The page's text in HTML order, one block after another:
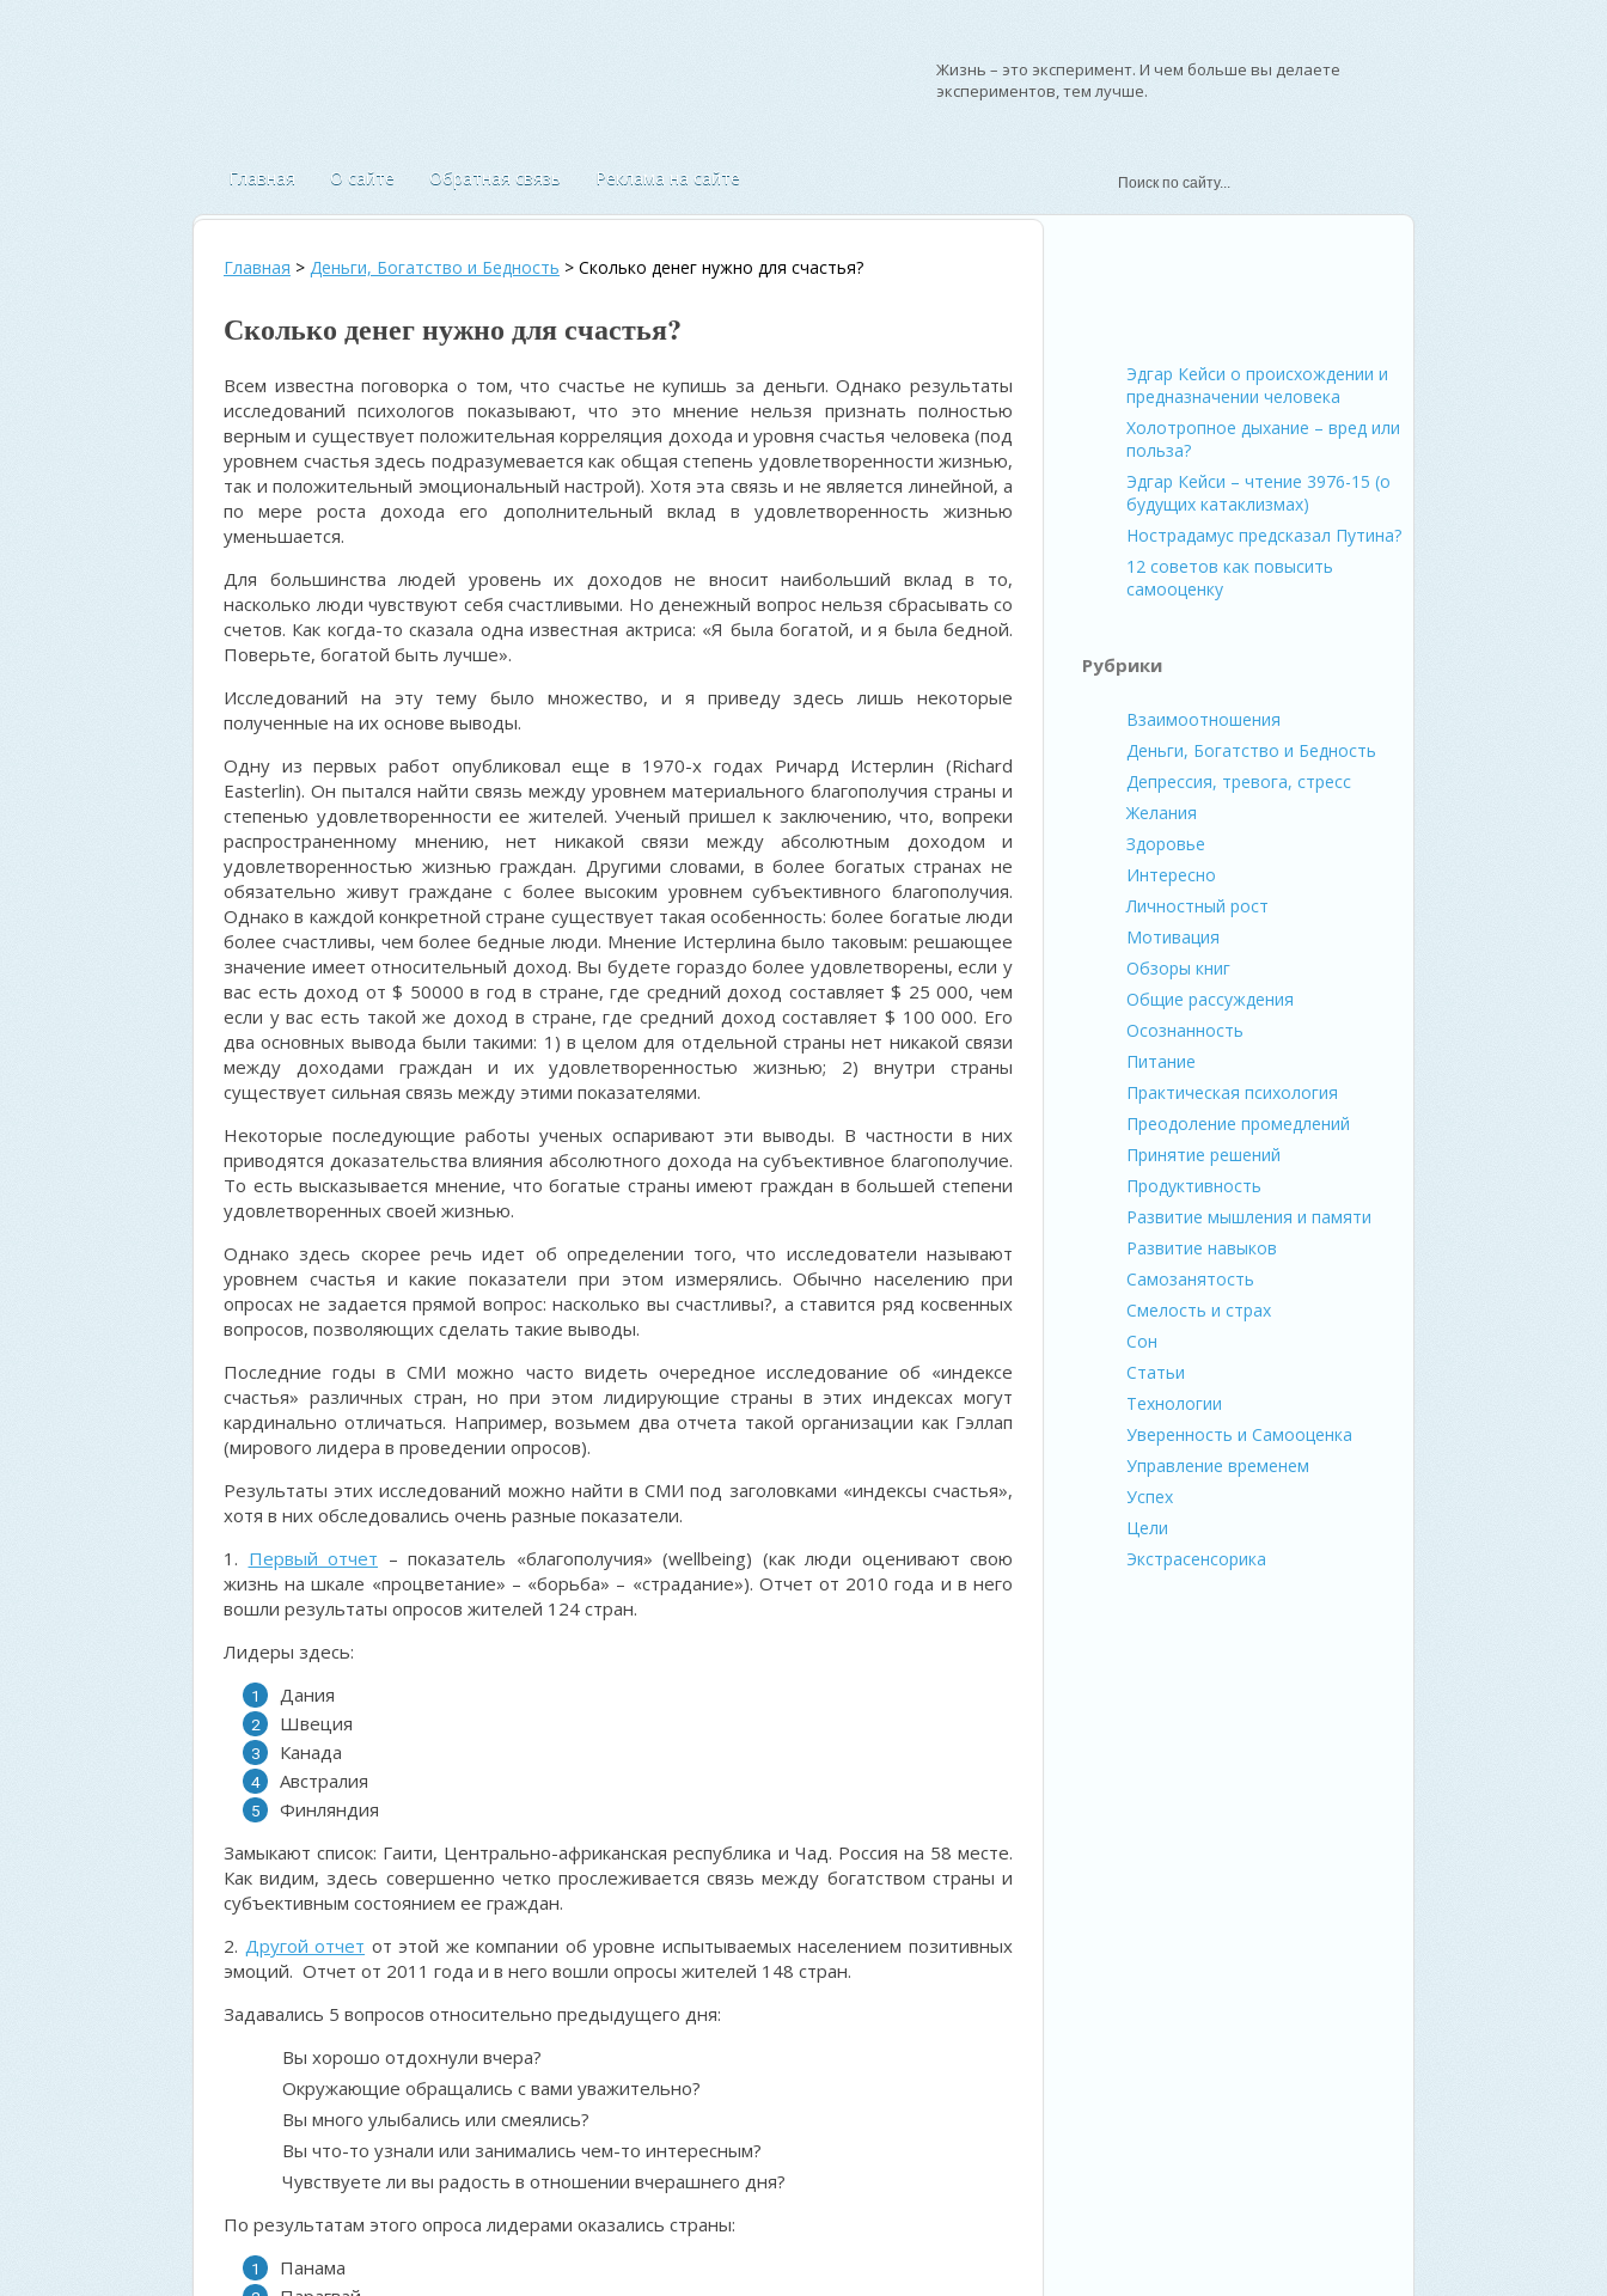
Жизнь – это эксперимент. И чем больше вы делаете
экспериментов, тем лучше.
Главная О сайте Обратная связь Реклама на сайте
Главная > Деньги, Богатство и Бедность > Сколько денег нужно для счастья?
Сколько денег нужно для счастья?
Всем известна поговорка о том, что счастье не купишь за деньги. Однако результаты
исследований психологов показывают, что это мнение нельзя признать полностью
верным и существует положительная корреляция дохода и уровня счастья человека (под
уровнем счастья здесь подразумевается как общая степень удовлетворенности жизнью,
так и положительный эмоциональный настрой). Хотя эта связь и не является линейной, а
по мере роста дохода его дополнительный вклад в удовлетворенность жизнью
уменьшается.
Для большинства людей уровень их доходов не вносит наибольший вклад в то,
насколько люди чувствуют себя счастливыми. Но денежный вопрос нельзя сбрасывать со
счетов. Как когда-то сказала одна известная актриса: «Я была богатой, и я была бедной.
Поверьте, богатой быть лучше».
Исследований на эту тему было множество, и я приведу здесь лишь некоторые
полученные на их основе выводы.
Одну из первых работ опубликовал еще в 1970-х годах Ричард Истерлин (Richard
Easterlin). Он пытался найти связь между уровнем материального благополучия страны и
степенью удовлетворенности ее жителей. Ученый пришел к заключению, что, вопреки
распространенному мнению, нет никакой связи между абсолютным доходом и
удовлетворенностью жизнью граждан. Другими словами, в более богатых странах не
обязательно живут граждане с более высоким уровнем субъективного благополучия.
Однако в каждой конкретной стране существует такая особенность: более богатые люди
более счастливы, чем более бедные люди. Мнение Истерлина было таковым: решающее
значение имеет относительный доход. Вы будете гораздо более удовлетворены, если у
вас есть доход от $ 50000 в год в стране, где средний доход составляет $ 25 000, чем
если у вас есть такой же доход в стране, где средний доход составляет $ 100 000. Его
два основных вывода были такими: 1) в целом для отдельной страны нет никакой связи
между доходами граждан и их удовлетворенностью жизнью; 2) внутри страны
существует сильная связь между этими показателями.
Некоторые последующие работы ученых оспаривают эти выводы. В частности в них
приводятся доказательства влияния абсолютного дохода на субъективное благополучие.
То есть высказывается мнение, что богатые страны имеют граждан в большей степени
удовлетворенных своей жизнью.
Однако здесь скорее речь идет об определении того, что исследователи называют
уровнем счастья и какие показатели при этом измерялись. Обычно населению при
опросах не задается прямой вопрос: насколько вы счастливы?, а ставится ряд косвенных
вопросов, позволяющих сделать такие выводы.
Последние годы в СМИ можно часто видеть очередное исследование об «индексе
счастья» различных стран, но при этом лидирующие страны в этих индексах могут
кардинально отличаться. Например, возьмем два отчета такой организации как Гэллап
(мирового лидера в проведении опросов).
Результаты этих исследований можно найти в СМИ под заголовками «индексы счастья»,
хотя в них обследовались очень разные показатели.
1. Первый отчет – показатель «благополучия» (wellbeing) (как люди оценивают свою
жизнь на шкале «процветание» – «борьба» – «страдание»). Отчет от 2010 года и в него
вошли результаты опросов жителей 124 стран.
Лидеры здесь:
Дания
Швеция
Канада
Австралия
Финляндия
Замыкают список: Гаити, Центрально-африканская республика и Чад. Россия на 58 месте.
Как видим, здесь совершенно четко прослеживается связь между богатством страны и
субъективным состоянием ее граждан.
2. Другой отчет от этой же компании об уровне испытываемых населением позитивных
эмоций. Отчет от 2011 года и в него вошли опросы жителей 148 стран.
Задавались 5 вопросов относительно предыдущего дня:
Вы хорошо отдохнули вчера?
Окружающие обращались с вами уважительно?
Вы много улыбались или смеялись?
Вы что-то узнали или занимались чем-то интересным?
Чувствуете ли вы радость в отношении вчерашнего дня?
По результатам этого опроса лидерами оказались страны:
Панама
Эдгар Кейси о происхождении и
предназначении человека
Холотропное дыхание – вред или
польза?
Эдгар Кейси – чтение 3976-15 (о
будущих катаклизмах)
Нострадамус предсказал Путина?
12 советов как повысить
самооценку
Рубрики
Взаимоотношения
Деньги, Богатство и Бедность
Депрессия, тревога, стресс
Желания
Здоровье
Интересно
Личностный рост
Мотивация
Обзоры книг
Общие рассуждения
Осознанность
Питание
Практическая психология
Преодоление промедлений
Принятие решений
Продуктивность
Развитие мышления и памяти
Развитие навыков
Самозанятость
Смелость и страх
Сон
Статьи
Технологии
Уверенность и Самооценка
Управление временем
Успех
Цели
Экстрасенсорика